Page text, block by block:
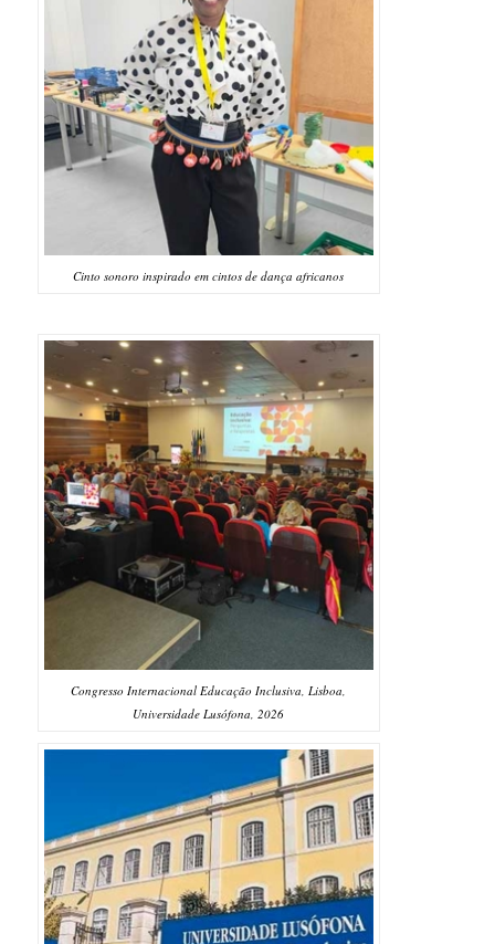
Cinto sonoro inspirado em cintos de dança africanos
Congresso Internacional Educação Inclusiva, Lisboa,
Universidade Lusófona, 2026